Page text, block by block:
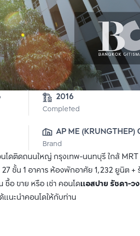
2016
Completed
AP ME (KRUNGTHEP)
LTD
Brand
โดติดถนนใหญ่ กรุงเทพ-นนทบุรี ใกล้
ชั้น 1 อาคาร ห้องพักอาศัย 1,232 ยูนิต +
อ ขาย หรือ เช่า คอนโดแอสปาย รัชดา-ว
นะนำคอนโดให้กับท่าน